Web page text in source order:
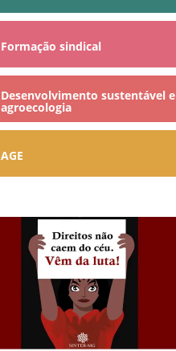
Formação sindical
Desenvolvimento sustentável e
agroecologia
AGE